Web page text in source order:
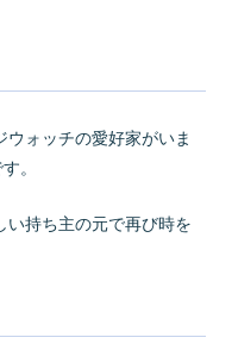
ォッチの愛好家がいま
。
い持ち主の元で再び時を